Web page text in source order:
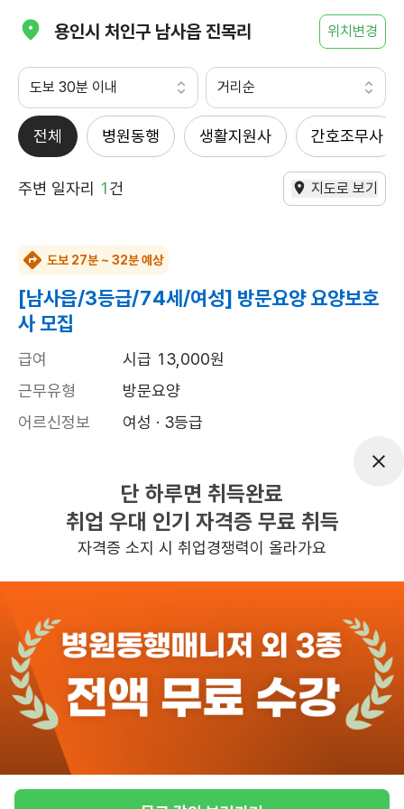
용인시 처인구 남사읍 진목리 위치변경
도보 30분 이내 거리순
전체 병원동행 생활지원사 간호조무사
주변 일자리 1건 지도로 보기
도보 27분 ~ 32분 예상
[남사읍/3등급/74세/여성] 방문요양 요양보호
사 모집
급여
시급 13,000원
근무유형
방문요양
어르신정보
여성 · 3등급
09:00~12:00
높은급여 초보가능
관심 일자리정보 더보기
3일전등록
반경 3KM 이내의 일자리 확인하기
단 하루면 취득완료
취업 우대 인기 자격증 무료 취득
자격증 소지 시 취업경쟁력이 올라가요